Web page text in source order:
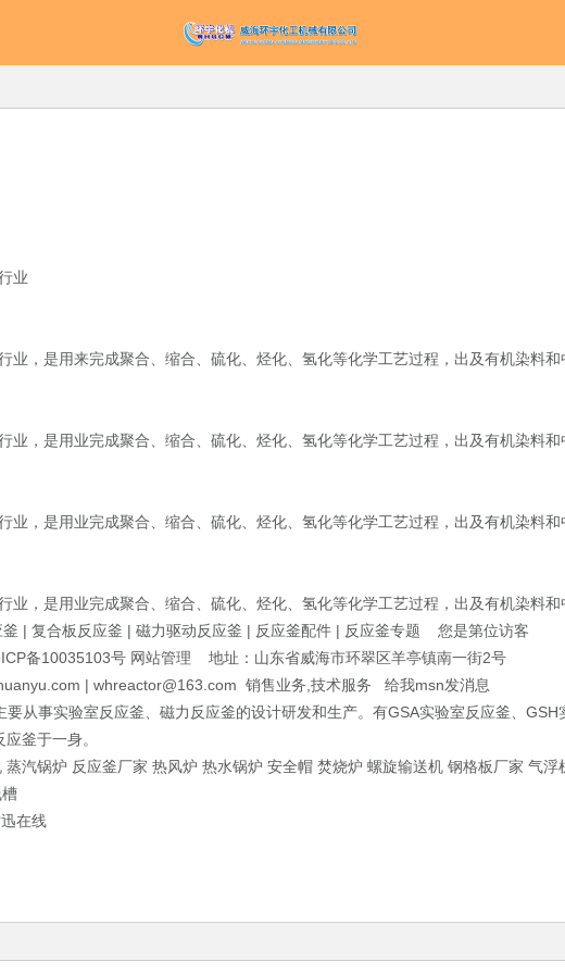
业
，是用来完成聚合、缩合、硫化、烃化、氢化等化学工艺过程，出及有机染料和
，是用业完成聚合、缩合、硫化、烃化、氢化等化学工艺过程，出及有机染料和
，是用业完成聚合、缩合、硫化、烃化、氢化等化学工艺过程，出及有机染料和
，是用业完成聚合、缩合、硫化、烃化、氢化等化学工艺过程，出及有机染料和
| 复合板反应釜 | 磁力驱动反应釜 | 反应釜配件 | 反应釜专题 您是第位访客
备10035103号 网站管理 地址：山东省威海市环翠区羊亭镇南一街2号
| whreactor@163.com 销售业务,技术服务 给我msn发消息
从事实验室反应釜、磁力反应釜的设计研发和生产。有GSA实验室反应釜、
釜于一身。
汽锅炉 反应釜厂家 热风炉 热水锅炉 安全帽 焚烧炉 螺旋输送机 钢格板厂家 气
在线